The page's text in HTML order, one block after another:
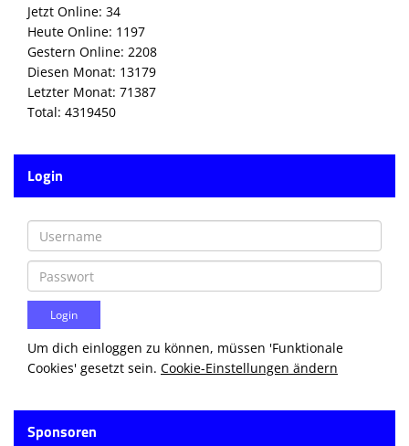
Jetzt Online: 34
Heute Online: 1197
Gestern Online: 2208
Diesen Monat: 13179
Letzter Monat: 71387
Total: 4319450
Login
Um dich einloggen zu können, müssen 'Funktionale
Cookies' gesetzt sein. Cookie-Einstellungen ändern
Sponsoren